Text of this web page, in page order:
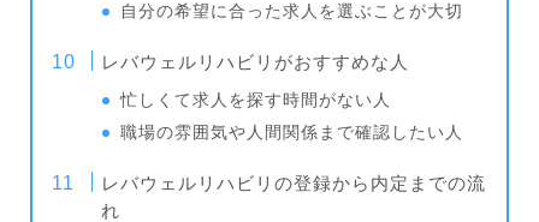
自分の希望に合った求人を選ぶことが大切
レバウェルリハビリがおすすめな人
忙しくて求人を探す時間がない人
職場の雰囲気や人間関係まで確認したい人
レバウェルリハビリの登録から内定までの流
れ